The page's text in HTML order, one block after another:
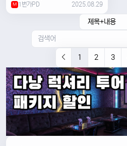
#concert
M 1번가PD 2025.08.29
1 2 3